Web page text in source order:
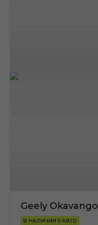
Geely Okavango
В НАЛИЧИИ 5 АВТО